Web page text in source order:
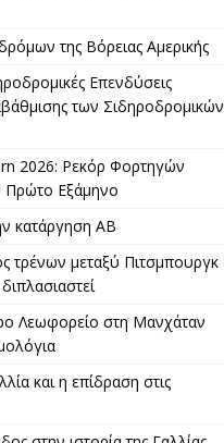
της Βόρειας Αμερικής
Επενδύσεις
των Σιδηροδρομικών
2026: Ρεκόρ Φορτηγών
Εξάμηνο
κατάργηση AB
τρένων μεταξύ Πιτσμπουργκ
Λεωφορείο στη Μανχάταν
και η επίδραση στις